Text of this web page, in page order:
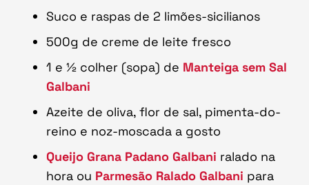
Suco e raspas de 2 limões-sicilianos
500g de creme de leite fresco
1 e ½ colher (sopa) de Manteiga sem Sal
Galbani
Azeite de oliva, flor de sal, pimenta-do-
reino e noz-moscada a gosto
Queijo Grana Padano Galbani ralado na
hora ou Parmesão Ralado Galbani para